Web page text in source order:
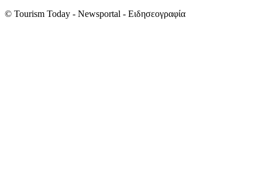
© Tourism Today - Newsportal - Ειδησεογραφία